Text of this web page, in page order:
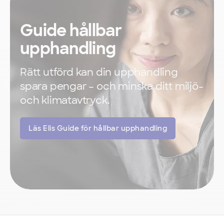
Guide hållbar
upphandling
Rätt utförd kan din upphandling
spara pengar – och minska ditt miljö-
och klimatavtryck.
Läs Elis Guide för hållbar upphandling